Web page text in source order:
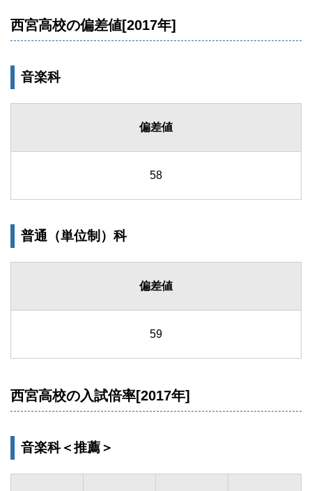
西宮高校の偏差値[2017年]
音楽科
偏差値
58
普通（単位制）科
偏差値
59
西宮高校の入試倍率[2017年]
音楽科＜推薦＞